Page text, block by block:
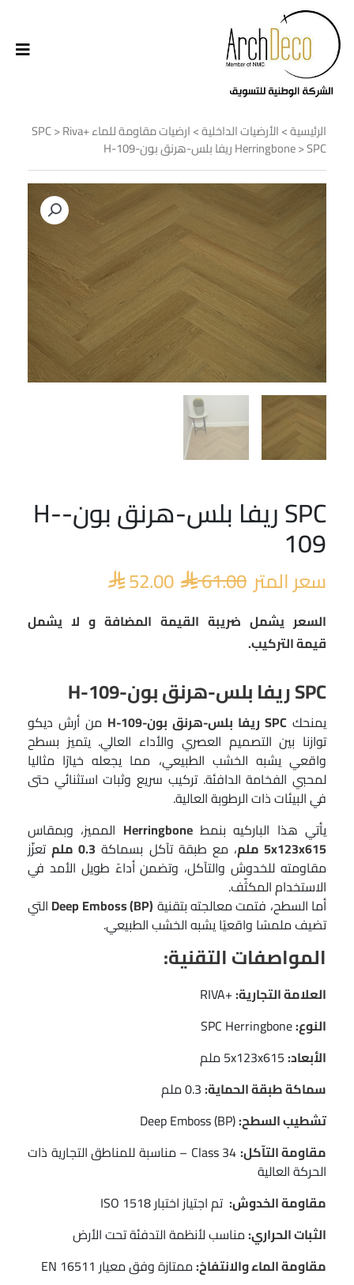
الرئيسية>الأرضيات الداخلية>ارضيات مقاومة للماء SPC >Riva+
Herringbone> SPC ريفا بلس-هرنق بون-H-109
SPC ريفا بلس-هرنق بون-H-
109
سعر المتر 61.00
السعر
الأصلي
 61.00.
52.00
السعر
الحالي
السعر يشمل ضريبة القيمة المضافة و لا يشمل
قيمة التركيب.
SPC ريفا بلس-هرنق بون-H-109
يمنحك SPC ريفا بلس-هرنق بون-H-109
من أرش ديكو
توازنا بين التصميم العصري والأداء العالي. يتميز بسطح
واقعي يشبه الخشب الطبيعي، مما يجعله خيارًا مثاليا
لمحبي الفخامة الدافئة. تركيب سريع وثبات استثنائي حتى
في البيئات ذات الرطوبة العالية.
يأتي هذا الباركيه بنمطHerringbone المميز، وبمقاس
5x123x615 ملم
، مع طبقة تآكل بسماكة 0.3 ملم
تعزّز
مقاومته للخدوش والتآكل، وتضمن أداءً طويل الأمد في
الاستخدام المكثّف.
أما السطح، فتمت معالجته بتقنية Deep Emboss (BP) التي
تضيف ملمسًا واقعيًا يشبه الخشب الطبيعي.
المواصفات التقنية:
العلامة التجارية:+RIVA
النوع:
الأبعاد:
سماكة طبقة الحماية:
تشطيب السطح:
مقاومة التآكل:
Class 34 – مناسبة للمناطق التجارية ذات
الحركة العالية
مقاومة الخدوش: تم اجتياز اختبار ISO 1518
الثبات الحراري:مناسب لأنظمة التدفئة تحت الأرض
مقاومة الماء والانتفاخ:ممتازة وفق معيار EN 16511